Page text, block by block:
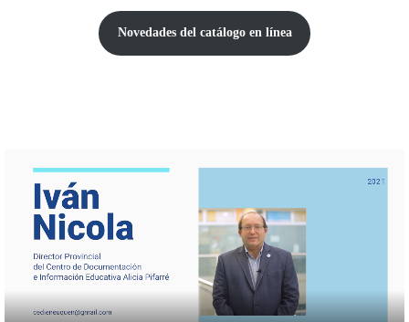
Novedades del catálogo en línea